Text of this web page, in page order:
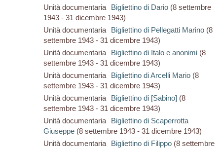
Unità documentaria
Bigliettino di Dario(8 settembre
1943 - 31 dicembre 1943)
Unità documentaria
Bigliettino di Pellegatti Marino(8
settembre 1943 - 31 dicembre 1943)
Unità documentaria
Bigliettino di Italo e anonimi (8
settembre 1943 - 31 dicembre 1943)
Unità documentaria
Bigliettino di Arcelli Mario(8
settembre 1943 - 31 dicembre 1943)
Unità documentaria
Bigliettino di [Sabino] (8
settembre 1943 - 31 dicembre 1943)
Unità documentaria
Bigliettino di Scaperrotta
Giuseppe(8 settembre 1943 - 31 dicembre 1943)
Unità documentaria
Bigliettino di Filippo(8 settembre